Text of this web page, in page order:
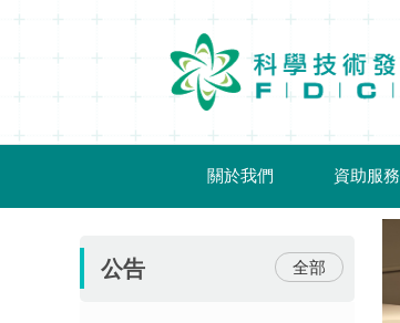
移動到内容區域
關於我們 資助服務
公告 全部